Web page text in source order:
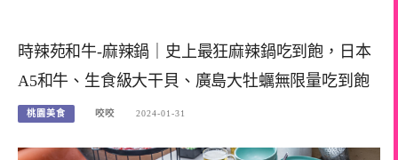
時辣苑和牛-麻辣鍋｜史上最狂麻辣鍋吃到飽，日本
A5和牛、生食級大干貝、廣島大牡蠣無限量吃到飽
桃園美食 咬咬 2024-01-31